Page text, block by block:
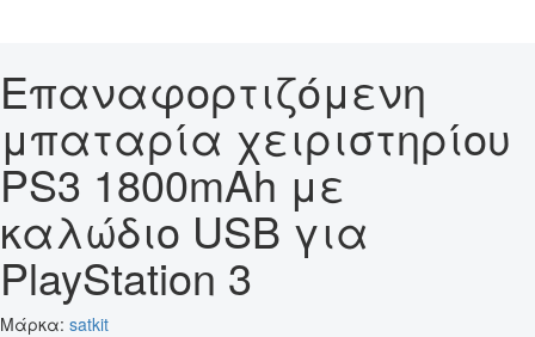
Επαναφορτιζόμενη
μπαταρία χειριστηρίου
PS3 1800mAh με
καλώδιο USB για
PlayStation 3
Μάρκα: satkit